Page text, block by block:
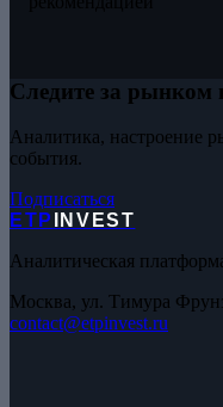
Следите за рынком
Аналитика, настроение
события.
Подписаться
ETP
INVEST
Аналитическая
Москва, ул. Тимура
contact@etpinvest.ru